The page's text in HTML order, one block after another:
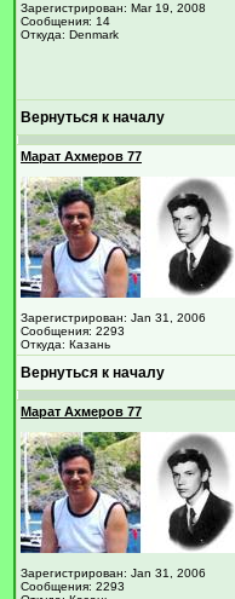
Зарегистрирован: Mar 19, 2008
Сообщения: 14
Откуда: Denmark
Вернуться к началу
Марат Ахмеров 77
Зарегистрирован: Jan 31, 2006
Сообщения: 2293
Откуда: Казань
Вернуться к началу
Марат Ахмеров 77
Зарегистрирован: Jan 31, 2006
Сообщения: 2293